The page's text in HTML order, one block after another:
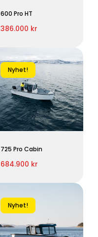
600 Pro HT
386.000 kr
Nyhet!
725 Pro Cabin
684.900 kr
Nyhet!